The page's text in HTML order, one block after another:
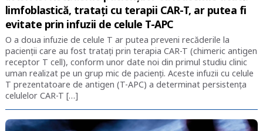
limfoblastică, tratați cu terapii CAR-T, ar putea fi
evitate prin infuzii de celule T-APC
O a doua infuzie de celule T ar putea preveni recăderile la
pacienții care au fost tratați prin terapia CAR-T (chimeric antigen
receptor T cell), conform unor date noi din primul studiu clinic
uman realizat pe un grup mic de pacienți. Aceste infuzii cu celule
T prezentatoare de antigen (T-APC) a determinat persistența
celulelor CAR-T […]